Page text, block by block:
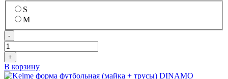
S
M
-
+
В корзину